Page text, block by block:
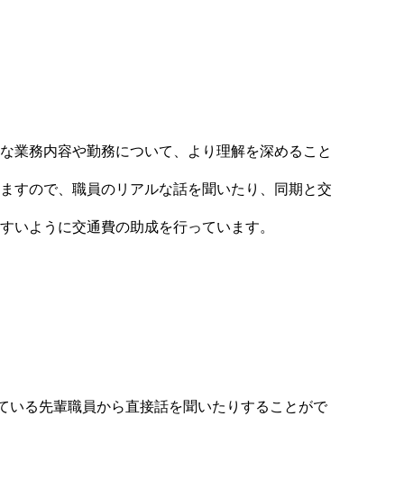
業務内容や勤務について、より理解を深めること
すので、職員のリアルな話を聞いたり、同期と交
いように交通費の助成を行っています。
る先輩職員から直接話を聞いたりすることがで